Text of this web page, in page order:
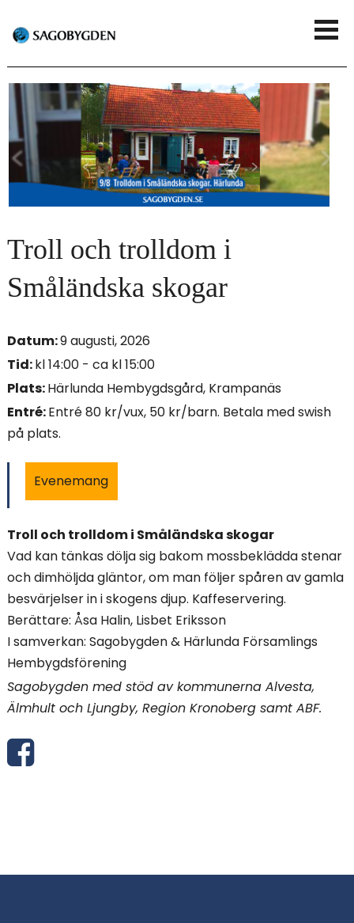
h
u
d
n
n
e
å
e
a
m
e
Troll och trolldom i
Småländska skogar
Datum:9 augusti, 2026
Tid:kl 14:00 - ca kl 15:00
Plats:Härlunda Hembygdsgård, Krampanäs
Entré:Entré 80 kr/vux, 50 kr/barn. Betala med swish
på plats.
Evenemang
Troll och trolldom i Småländska skogar
Vad kan tänkas dölja sig bakom mossbeklädda stenar
och dimhöljda gläntor, om man följer spåren av gamla
besvärjelser in i skogens djup. Kaffeservering.
Berättare: Åsa Halin, Lisbet Eriksson
I samverkan: Sagobygden & Härlunda Församlings
Hembygdsförening
Sagobygden med stöd av kommunerna Alvesta,
Älmhult och Ljungby, Region Kronoberg samt ABF.
D
v